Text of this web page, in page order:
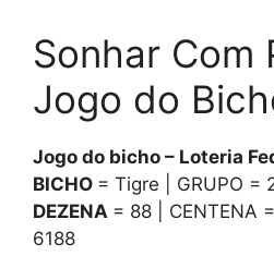
Sonhar Com
Jogo do
Jogo do bicho – Loteria
BICHO = Tigre | GRUPO =
DEZENA = 88 | CENTENA
6188